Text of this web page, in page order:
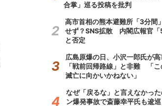
合掌」巡る投稿を批判
高市首相の熊本避難所「3分間
せず？SNS拡散 内閣広報官「
と否定
広島原爆の日、小沢一郎氏が
「戦前回帰路線」と非難 「
滅亡に向かいかねない」
なぜ「戻るな」と言えなかっ
ン爆発事故で斎藤幸平氏も逡